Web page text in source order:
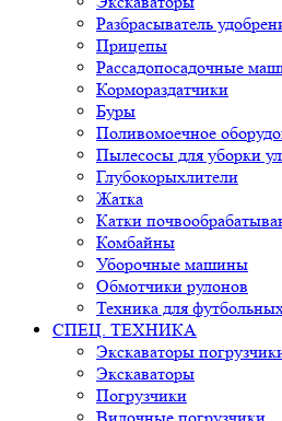
Разбрасыватель
Прицепы
Рассадопосадочные
Кормораздатчики
Буры
Поливомоечное
Пылесосы для уборки
Глубокорыхлители
Жатка
Катки
Комбайны
Уборочные машины
Обмотчики рулонов
Техника для
СПЕЦ. ТЕХНИКА
Экскаваторы
Экскаваторы
Погрузчики